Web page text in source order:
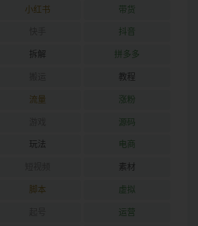
小红书 带货
抖音
拆解 拼多多
教程
流量 涨粉
源码
玩法 电商
素材
脚本 虚拟
运营